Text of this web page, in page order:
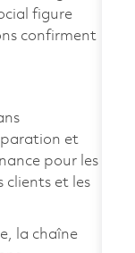
figure
confirment
et
pour les
clients et les
la chaîne